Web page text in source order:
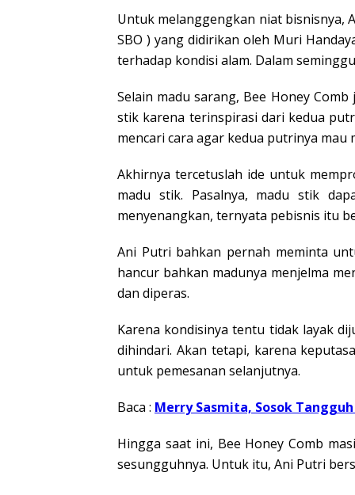
Untuk melanggengkan niat bisnisnya,
SBO ) yang didirikan oleh Muri
terhadap kondisi alam. Dalam
Selain madu sarang, Bee Honey
stik karena terinspirasi dari kedua
mencari cara agar kedua putrinya mau
Akhirnya tercetuslah ide untuk
madu stik. Pasalnya, madu stik
menyenangkan, ternyata pebisnis itu
Ani Putri bahkan pernah meminta
hancur bahkan madunya menjelma
dan diperas.
Karena kondisinya tentu tidak layak
dihindari. Akan tetapi, karena
untuk pemesanan selanjutnya.
Baca : Merry Sasmita, Sosok
Hingga saat ini, Bee Honey Comb
sesungguhnya. Untuk itu, Ani Putri